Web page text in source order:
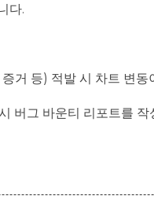
다.
거 등) 적발 시 차트 변동
버그 바운티 리포트를 작